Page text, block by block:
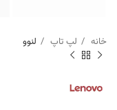
خانه لپ تاپ لنوو